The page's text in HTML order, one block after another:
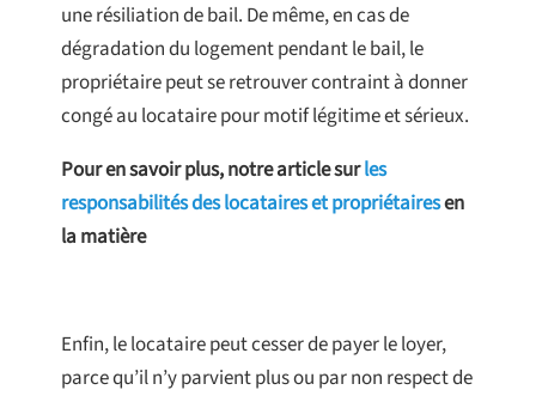
une résiliation de bail. De même, en cas de
dégradation du logement pendant le bail, le
propriétaire peut se retrouver contraint à donner
congé au locataire pour motif légitime et sérieux.
Pour en savoir plus, notre article surles
responsabilités des locataires et propriétairesen
la matière
Enfin, le locataire peut cesser de payer le loyer,
parce qu’il n’y parvient plus ou par non respect de